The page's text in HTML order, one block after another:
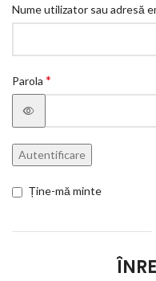
Nume utilizator sau adresă
Parola *
Autentificare
Ține-mă minte